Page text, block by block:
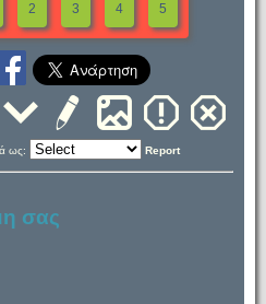
2 3 4 5
ως: Report
σας